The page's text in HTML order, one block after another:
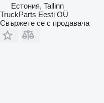
Естония, Tallinn
TruckParts Eesti OÜ
Свържете се с продавача